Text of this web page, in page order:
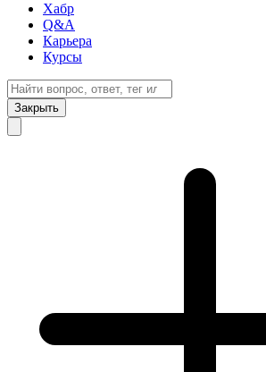
Хабр
Q&A
Карьера
Курсы
Закрыть